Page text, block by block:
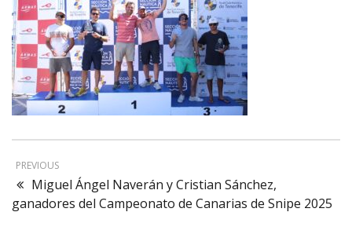
PREVIOUS
Miguel Ángel Naverán y Cristian Sánchez,
ganadores del Campeonato de Canarias de Snipe 2025